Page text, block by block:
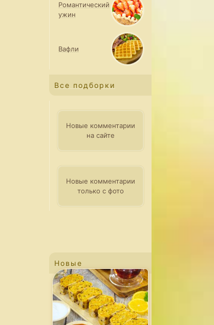
Романтический
ужин
Вафли
Все подборки
Новые комментарии
на сайте
Новые комментарии
только с фото
Новые